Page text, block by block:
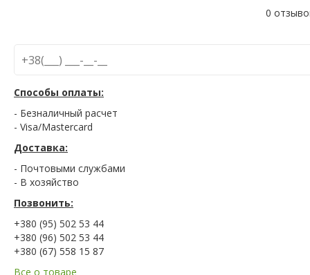
0
Способы оплаты:
- Безналичный расчет
- Visa/Mastercard
Доставка:
- Почтовыми службами
- В хозяйство
Позвонить:
+380 (95) 502 53 44
+380 (96) 502 53 44
+380 (67) 558 15 87
Все о товаре